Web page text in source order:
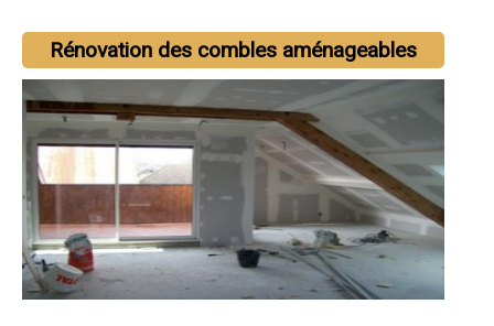
Rénovation des combles aménageables